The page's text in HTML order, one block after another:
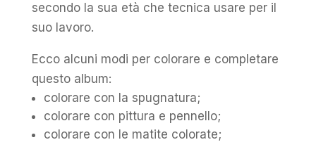
secondo la sua età che tecnica usare per il
suo lavoro.
Ecco alcuni modi per colorare e completare
questo album:
colorare con la spugnatura;
colorare con pittura e pennello;
colorare con le matite colorate;